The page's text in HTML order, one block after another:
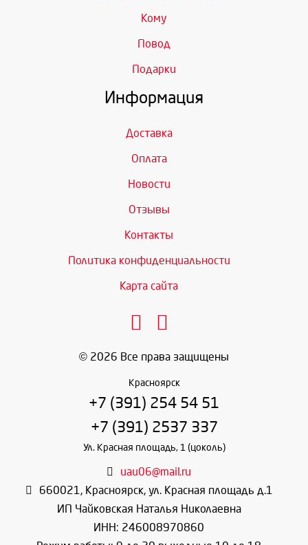
Кому
Повод
Подарки
Информация
Доставка
Оплата
Новости
Отзывы
Контакты
Политика конфиденциальности
Карта сайта
© 2026 Все права защищены
Красноярск
+7 (391) 254 54 51
+7 (391) 2537 337
Ул. Красная площадь, 1 (цоколь)
uau06@mail.ru
660021 , Красноярск, ул. Красная площадь д.1
ИП Чайковская Наталья Николаевна
ИНН: 246008970860